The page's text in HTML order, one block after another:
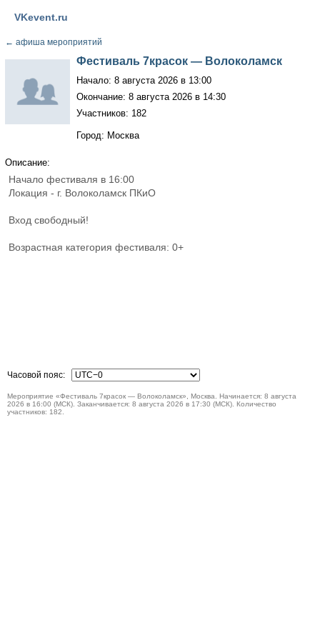
VKevent.ru
← афиша мероприятий
Фестиваль 7красок — Волоколамск
Начало: 8 августа 2026 в 13:00
Окончание: 8 августа 2026 в 14:30
Участников: 182
Город: Москва
Описание:
Начало фестиваля в 16:00
Локация - г. Волоколамск ПКиО
Вход свободный!
Возрастная категория фестиваля: 0+
Часовой пояс:
Мероприятие «Фестиваль 7красок — Волоколамск», Москва. Начинается: 8 августа
2026 в 16:00 (МСК). Заканчивается: 8 августа 2026 в 17:30 (МСК). Количество
участников: 182.